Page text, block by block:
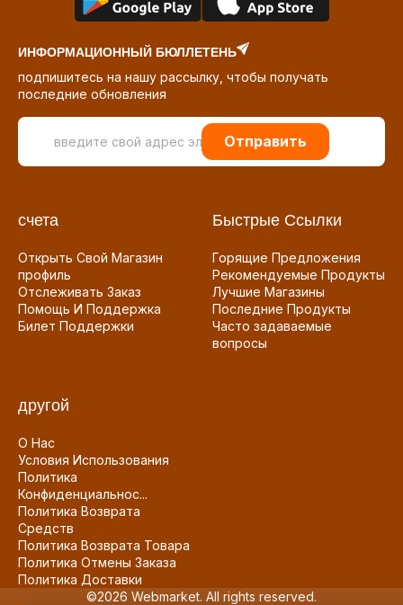
ИНФОРМАЦИОННЫЙ БЮЛЛЕТЕНЬ
подпишитесь на нашу рассылку, чтобы получать
последние обновления
Отправить
счета
Открыть Свой Магазин
профиль
Отслеживать Заказ
Помощь И Поддержка
Билет Поддержки
Быстрые Ссылки
Горящие Предложения
Рекомендуемые Продукты
Лучшие Магазины
Последние Продукты
Часто задаваемые
вопросы
другой
О Нас
Условия Использования
Политика
Конфиденциальнос...
Политика Возврата
Средств
Политика Возврата Товара
Политика Отмены Заказа
Политика Доставки
©2026 Webmarket. All rights reserved.